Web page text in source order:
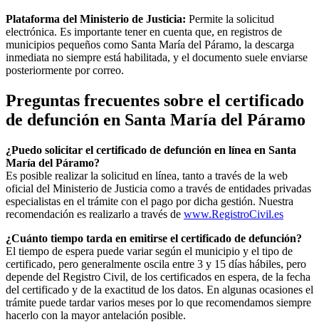
Plataforma del Ministerio de Justicia: Permite la solicitud
electrónica. Es importante tener en cuenta que, en registros de
municipios pequeños como Santa María del Páramo, la descarga
inmediata no siempre está habilitada, y el documento suele enviarse
posteriormente por correo.
Preguntas frecuentes sobre el certificado
de defunción en Santa María del Páramo
¿Puedo solicitar el certificado de defunción en línea en Santa
María del Páramo?
Es posible realizar la solicitud en línea, tanto a través de la web
oficial del Ministerio de Justicia como a través de entidades privadas
especialistas en el trámite con el pago por dicha gestión. Nuestra
recomendación es realizarlo a través de www.RegistroCivil.es
¿Cuánto tiempo tarda en emitirse el certificado de defunción?
El tiempo de espera puede variar según el municipio y el tipo de
certificado, pero generalmente oscila entre 3 y 15 días hábiles, pero
depende del Registro Civil, de los certificados en espera, de la fecha
del certificado y de la exactitud de los datos. En algunas ocasiones el
trámite puede tardar varios meses por lo que recomendamos siempre
hacerlo con la mayor antelación posible.